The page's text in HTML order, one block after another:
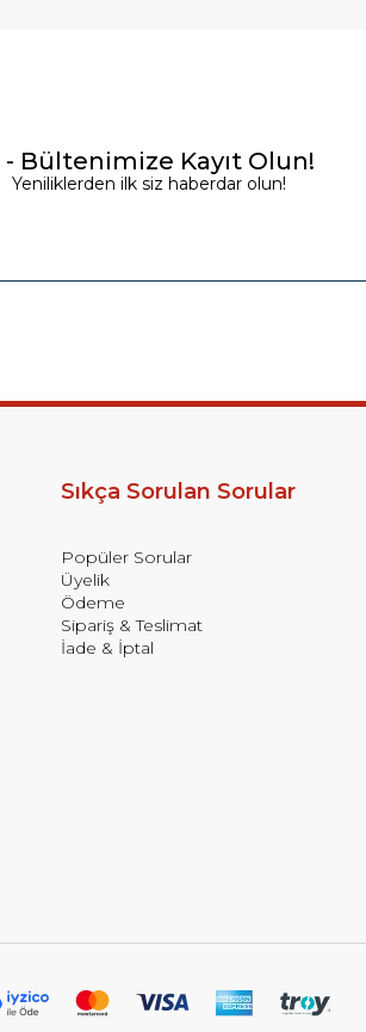
- Bültenimize Kayıt Olun!
Yeniliklerden ilk siz haberdar olun!
Sıkça Sorulan Sorular
Popüler Sorular
Üyelik
Ödeme
Sipariş & Teslimat
İade & İptal